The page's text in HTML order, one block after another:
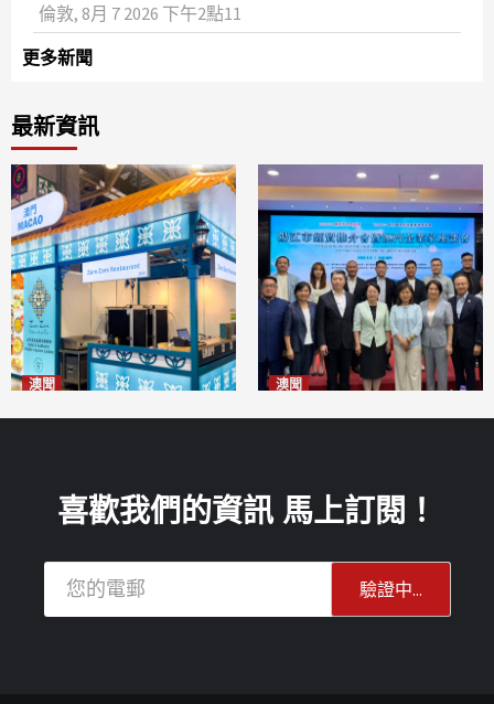
倫敦, 8月 7 2026 下午2點11
更多新聞
最新資訊
澳聞 澳聞
喜歡我們的資訊 馬上訂閱！